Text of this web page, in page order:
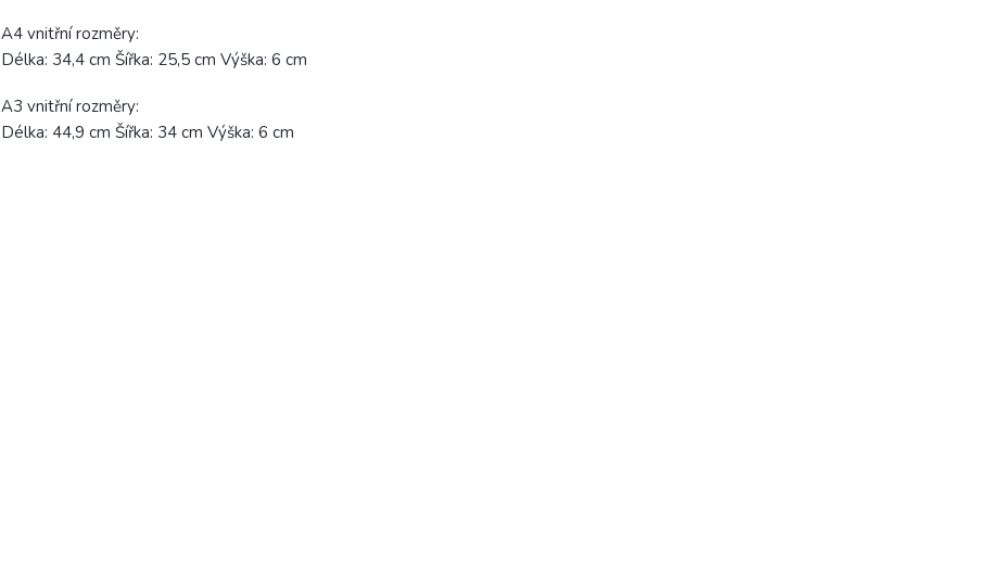
A4 vnitřní rozměry:
Délka: 34,4 cm Šířka: 25,5 cm Výška: 6 cm
A3 vnitřní rozměry:
Délka: 44,9 cm Šířka: 34 cm Výška: 6 cm